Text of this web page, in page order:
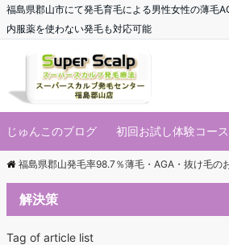
福島県郡山市にて発毛育毛による男性女性の薄毛
内服薬を使わない発毛も対応可能
じゅんこのブログ 初回お試し体験コース
福島県郡山発毛率98.7％薄毛・AGA・抜け毛
解決策
Tag of article list